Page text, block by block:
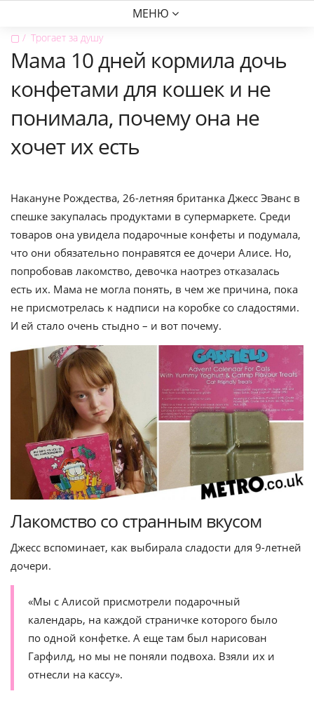
МЕНЮ
▢ Трогает за душу
Мама 10 дней кормила дочь
конфетами для кошек и не
понимала, почему она не
хочет их есть
Накануне Рождества, 26-летняя британка Джесс Эванс в
спешке закупалась продуктами в супермаркете. Среди
товаров она увидела подарочные конфеты и подумала,
что они обязательно понравятся ее дочери Алисе. Но,
попробовав лакомство, девочка наотрез отказалась
есть их. Мама не могла понять, в чем же причина, пока
не присмотрелась к надписи на коробке со сладостями.
И ей стало очень стыдно – и вот почему.
Лакомство со странным вкусом
Джесс вспоминает, как выбирала сладости для 9-летней
дочери.
«Мы с Алисой присмотрели подарочный
календарь, на каждой страничке которого было
по одной конфетке. А еще там был нарисован
Гарфилд, но мы не поняли подвоха. Взяли их и
отнесли на кассу».